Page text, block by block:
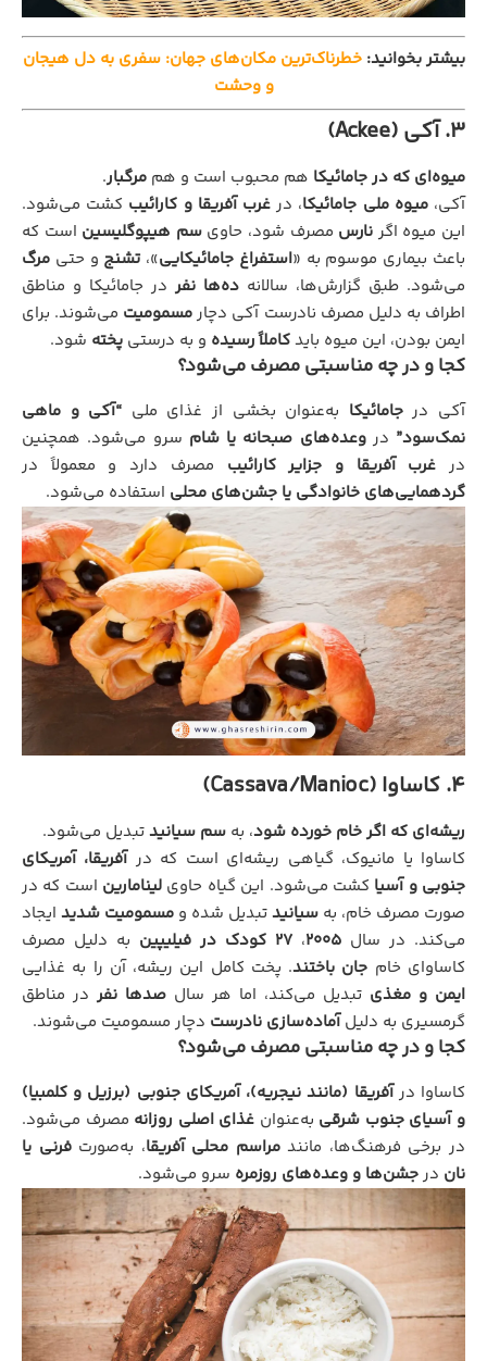
بیشتر بخوانید:خطرناک‌ترین مکان‌های جهان: سفری به دل هیجان
و وحشت
3. آکی (Ackee)
میوه‌ای که در جامائیکا هم محبوب است و هم مرگبار.
آکی،میوه ملی جامائیکا، در غرب آفریقا و کارائیب کشت می‌شود.
این میوه اگر نارس مصرف شود، حاویسم هیپوگلیسین است که
باعث بیماری موسوم به «استفراغ جامائیکایی»، تشنج و حتی مرگ
می‌شود. طبق گزارش‌ها، سالانه ده‌ها نفر در جامائیکا و مناطق
اطراف به دلیل مصرف نادرست آکی دچارمسمومیت می‌شوند. برای
ایمن بودن، این میوه بایدکاملاً رسیده و به درستی پخته شود.
کجا و در چه مناسبتی مصرف می‌شود؟
آکی درجامائیکا به‌عنوان بخشی از غذای ملی “آکی و ماهی
نمک‌سود” دروعده‌های صبحانه یا شام سرو می‌شود. همچنین
در غرب آفریقا و جزایر کارائیب مصرف دارد و معمولاً در
گردهمایی‌های خانوادگی یا جشن‌های محلی استفاده می‌شود.
4. کاساوا (Cassava/Manioc)
ریشه‌ای که اگر خام خورده شود، به سم سیانیدتبدیل می‌شود.
کاساوا یا مانیوک، گیاهی ریشه‌ای است که درآفریقا، آمریکای
جنوبی و آسیا کشت می‌شود. این گیاه حاوی لینامارین است که در
صورت مصرف خام، به سیانیدتبدیل شده و مسمومیت شدید ایجاد
می‌کند. در سال 2005، 27 کودک در فیلیپین
به دلیل مصرف
کاساوای خام جان باختند. پخت کامل این ریشه، آن را به غذایی
ایمن و مغذی تبدیل می‌کند، اما هر سال صدها نفر در مناطق
گرمسیری به دلیلآماده‌سازی نادرست دچار مسمومیت می‌شوند.
کجا و در چه مناسبتی مصرف می‌شود؟
کاساوا درآفریقا (مانند نیجریه)، آمریکای جنوبی (برزیل و کلمبیا)
و آسیای جنوب شرقی به‌عنوان غذای اصلی روزانه مصرف می‌شود.
در برخی فرهنگ‌ها، مانندمراسم محلی آفریقا، به‌صورتفرنی یا
نان در جشن‌ها و وعده‌های روزمره سرو می‌شود.